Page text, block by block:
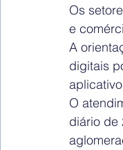
Os
e
A
digitais
O
diário de